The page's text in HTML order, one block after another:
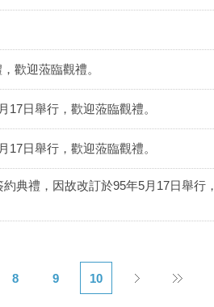
歡迎蒞臨觀禮。
日舉行，歡迎蒞臨觀禮。
日舉行，歡迎蒞臨觀禮。
典禮，因故改訂於95年5月17日舉行，
8 9 10